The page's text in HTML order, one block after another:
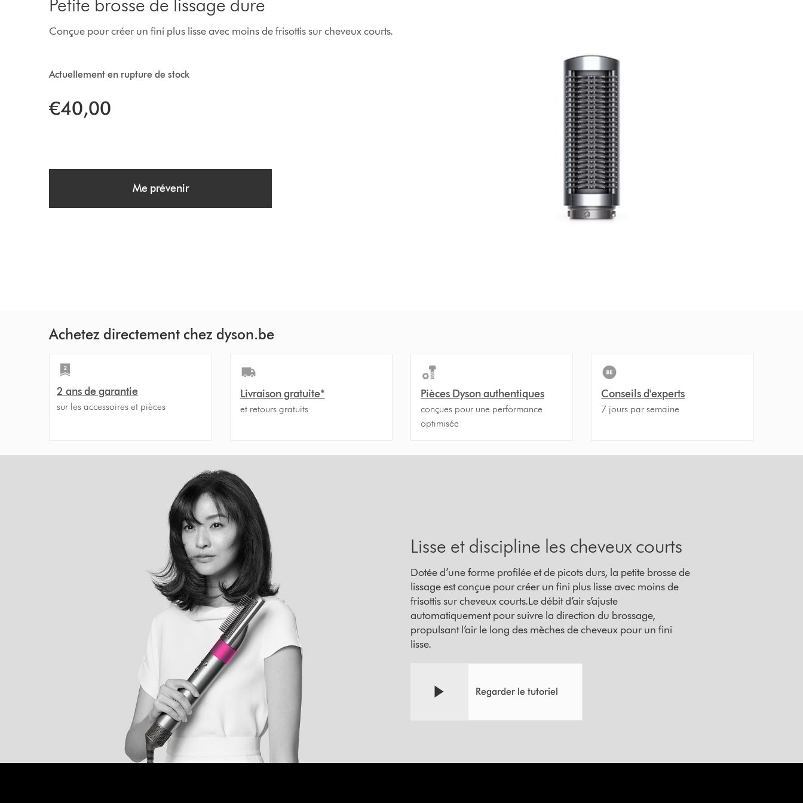
Conçue pour créer un fini plus lisse avec moins de frisottis sur cheveux courts.
Actuellement en rupture de stock
€40,00
Me prévenir
Achetez directement chez dyson.be
2 ans de garantie
sur les accessoires et pièces
Livraison gratuite*
et retours gratuits
Pièces Dyson authentiques
conçues pour une performance
optimisée
Conseils d'experts
7 jours par semaine
Lisse et discipline les cheveux courts
Dotée d’une forme profilée et de picots durs, la petite brosse de
lissage est conçue pour créer un fini plus lisse avec moins de
frisottis sur cheveux courts.Le débit d’air s’ajuste
automatiquement pour suivre la direction du brossage,
propulsant l’air le long des mèches de cheveux pour un fini
lisse.
Regarder le tutoriel